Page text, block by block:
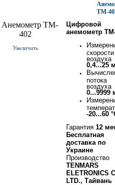
TM-
Увеличить
Цифровой
анемометр
скорости
воздуха
0,4...25
потока
воздуха
0...9999
-20...60
Гарантия 12
Бесплатная
доставка по
Украине
Производство
TENMARS
ELETRONICS
LTD., Тайвань